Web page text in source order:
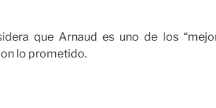
que Arnaud es uno de los
lo prometido.